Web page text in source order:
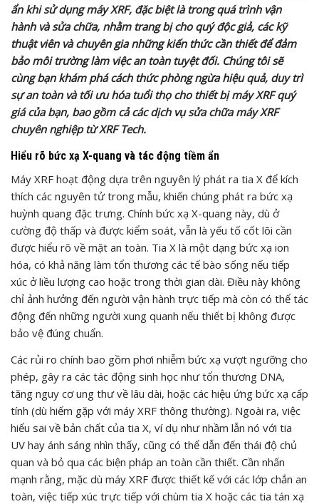
ẩn khi sử dụng máy XRF, đặc biệt là trong quá trình vận
hành và sửa chữa, nhằm trang bị cho quý độc giả, các kỹ
thuật viên và chuyên gia những kiến thức cần thiết để đảm
bảo môi trường làm việc an toàn tuyệt đối. Chúng tôi sẽ
cùng bạn khám phá cách thức phòng ngừa hiệu quả, duy trì
sự an toàn và tối ưu hóa tuổi thọ cho thiết bị máy XRF quý
giá của bạn, bao gồm cả các dịch vụ sửa chữa máy XRF
chuyên nghiệp từ XRF Tech.
Hiểu rõ bức xạ X-quang và tác động tiềm ẩn
Máy XRF hoạt động dựa trên nguyên lý phát ra tia X để kích
thích các nguyên tử trong mẫu, khiến chúng phát ra bức xạ
huỳnh quang đặc trưng. Chính bức xạ X-quang này, dù ở
cường độ thấp và được kiểm soát, vẫn là yếu tố cốt lõi cần
được hiểu rõ về mặt an toàn. Tia X là một dạng bức xạ ion
hóa, có khả năng làm tổn thương các tế bào sống nếu tiếp
xúc ở liều lượng cao hoặc trong thời gian dài. Điều này không
chỉ ảnh hưởng đến người vận hành trực tiếp mà còn có thể tác
động đến những người xung quanh nếu thiết bị không được
bảo vệ đúng chuẩn.
Các rủi ro chính bao gồm phơi nhiễm bức xạ vượt ngưỡng cho
phép, gây ra các tác động sinh học như tổn thương DNA,
tăng nguy cơ ung thư về lâu dài, hoặc các hiệu ứng bức xạ cấp
tính (dù hiếm gặp với máy XRF thông thường). Ngoài ra, việc
hiểu sai về bản chất của tia X, ví dụ như nhầm lẫn nó với tia
UV hay ánh sáng nhìn thấy, cũng có thể dẫn đến thái độ chủ
quan và bỏ qua các biện pháp an toàn cần thiết. Cần nhấn
mạnh rằng, mặc dù máy XRF được thiết kế với các lớp chắn an
toàn, việc tiếp xúc trực tiếp với chùm tia X hoặc các tia tán xạ